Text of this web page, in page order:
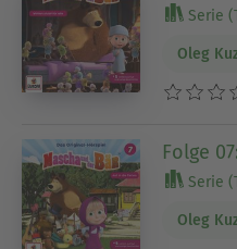
Serie
Oleg
Folge
Serie
Oleg